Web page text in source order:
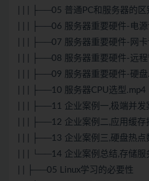
| | | ├──05 普通PC和服务器的
| | | ├──06 服务器重要硬件-电
| | | ├──07 服务器重要硬件-网
| | | ├──08 服务器重要硬件-远
| | | ├──09 服务器重要硬件-硬
| | | ├──10 服务器CPU选型.mp4
| | | ├──11 企业案例一,极端并
| | | ├──12 企业案例二,应用缓
| | | ├──13 企业案例三,硬盘热
| | | └──14 企业案例总结,存储
| | ├──05 Linux学习的必要性